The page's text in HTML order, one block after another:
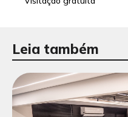
Leia também